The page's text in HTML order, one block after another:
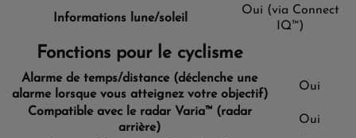
Informations lune/soleil
Oui (via Connect
IQ™)
Fonctions pour le cyclisme
Alarme de temps/distance (déclenche une
alarme lorsque vous atteignez votre objectif)
Oui
Compatible avec le radar Varia™ (radar
arrière)
Oui